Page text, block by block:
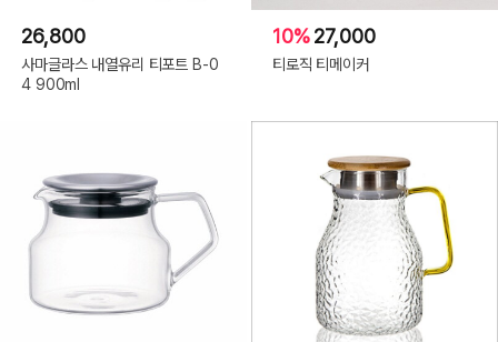
26,800
사마글라스 내열유리 티포트 B-0
4 900ml
10%27,000
티로직 티메이커